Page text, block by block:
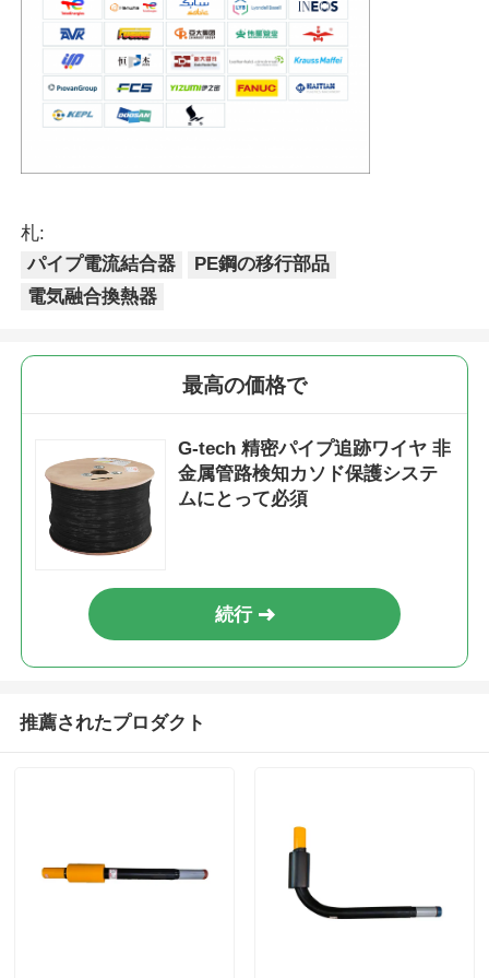
札:
パイプ電流結合器
PE鋼の移行部品
電気融合換熱器
最高の価格で
G-tech 精密パイプ追跡ワイヤ 非
金属管路検知カソド保護システ
ムにとって必須
続行
推薦されたプロダクト